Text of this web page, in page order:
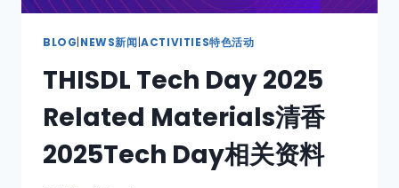
BLOG NEWS新闻 |ACTIVITIES特色活动
THISDL Tech Day 2025
Related Materials清香
2025Tech Day相关资料